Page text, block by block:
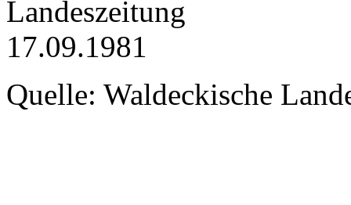
Quelle: Waldeckische